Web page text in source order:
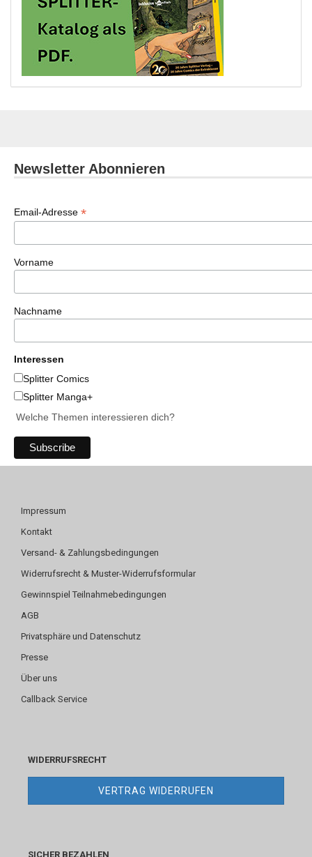
Newsletter Abonnieren
Email-Adresse *
Vorname
Nachname
Interessen
Splitter Comics
Splitter Manga+
Welche Themen interessieren dich?
Impressum
Kontakt
Versand- & Zahlungsbedingungen
Widerrufsrecht & Muster-Widerrufsformular
Gewinnspiel Teilnahmebedingungen
AGB
Privatsphäre und Datenschutz
Presse
Über uns
Callback Service
WIDERRUFSRECHT
VERTRAG WIDERRUFEN
SICHER BEZAHLEN